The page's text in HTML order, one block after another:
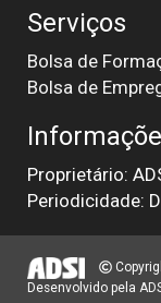
Serviços
Bolsa de
Bolsa de
Proprietário:
Periodicidade:
Desenvolvido pela